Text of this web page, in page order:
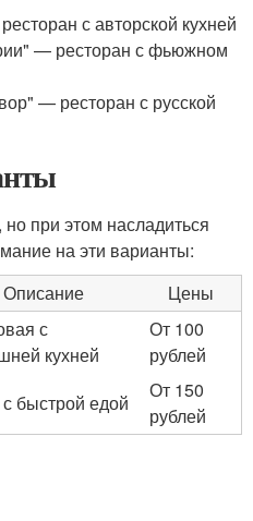
с авторской кухней
— ресторан с фьюжном
— ресторан с русской
при этом насладиться
на эти варианты:
Описание
Цены
с
кухней
От 100
рублей
быстрой едой
От 150
рублей